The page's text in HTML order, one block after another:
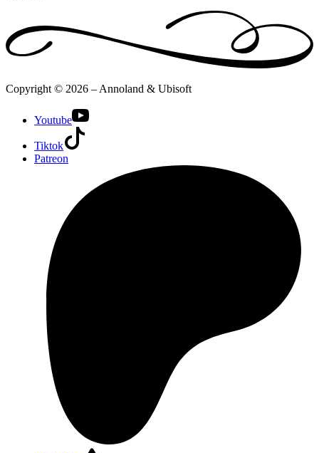
Copyright © 2026 – Annoland & Ubisoft
Youtube
Tiktok
Patreon